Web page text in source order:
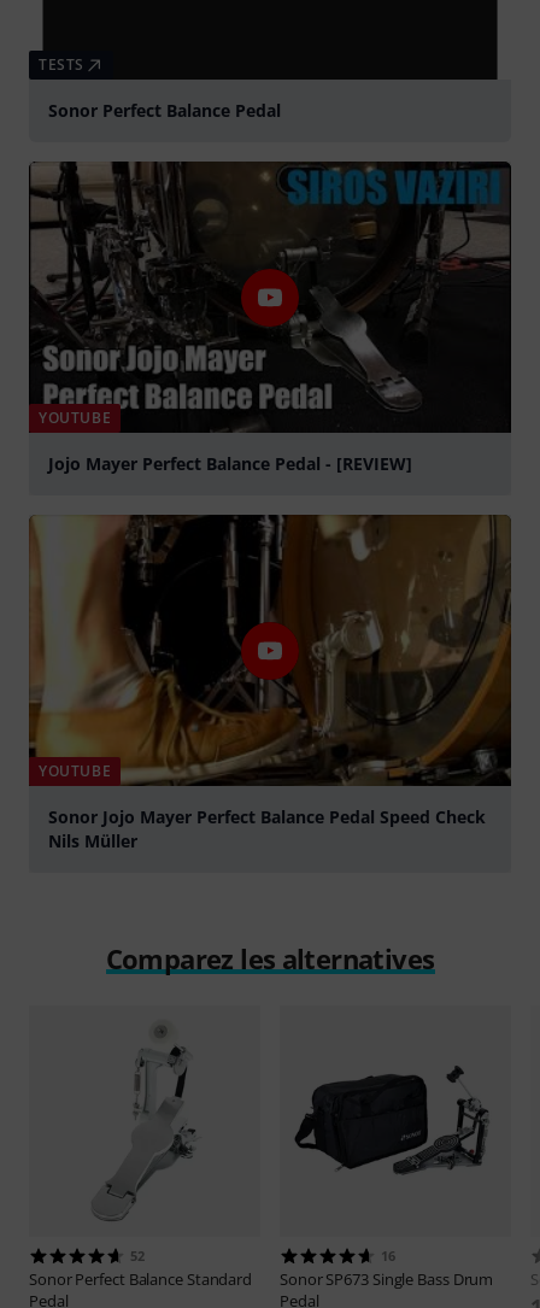
TESTS
Sonor Perfect Balance Pedal
YOUTUBE
Jojo Mayer Perfect Balance Pedal - [REVIEW]
YOUTUBE
Sonor Jojo Mayer Perfect Balance Pedal Speed Check
Nils Müller
Comparez les alternatives
52
SonorPerfect Balance Standard
Pedal
16
SonorSP673 Single Bass Drum
Pedal